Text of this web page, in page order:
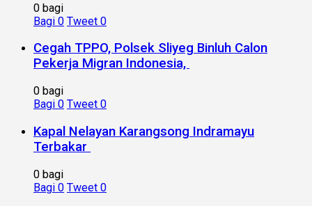
0 bagi
Bagi 0 Tweet 0
Cegah TPPO, Polsek Sliyeg Binluh Calon
Pekerja Migran Indonesia,
0 bagi
Bagi 0 Tweet 0
Kapal Nelayan Karangsong Indramayu
Terbakar
0 bagi
Bagi 0 Tweet 0